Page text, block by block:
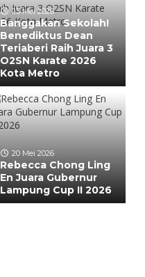
23 Mei 2026
Banggakan Sekolah!
Benediktus Dean
Teriaberi Raih Juara 3
O2SN Karate 2026
Kota Metro
20 Mei 2026
Rebecca Chong Ling
En Juara Gubernur
Lampung Cup II 2026